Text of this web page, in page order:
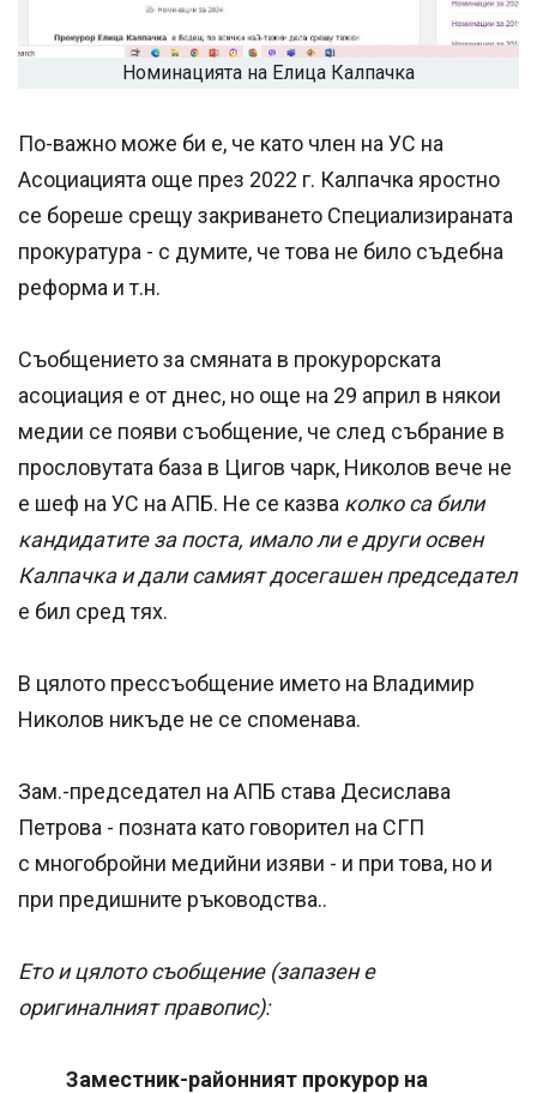
Номинацията на Елица Калпачка
По-важно може би е, че като член на УС на
Асоциацията още през 2022 г. Калпачка яростно
се бореше срещу закриването Специализираната
прокуратура - с думите, че това не било съдебна
реформа и т.н.
Съобщението за смяната в прокурорската
асоциация е от днес, но още на 29 април в някои
медии се появи съобщение, че след събрание в
прословутата база в Цигов чарк, Николов вече не
е шеф на УС на АПБ. Не се казва колко са били
кандидатите за поста, имало ли е други освен
Калпачка и дали самият досегашен председател
е бил сред тях.
В цялото прессъобщение името на Владимир
Николов никъде не се споменава.
Зам.-председател на АПБ става Десислава
Петрова - позната като говорител на СГП
с многобройни медийни изяви - и при това, но и
при предишните ръководства..
Ето и цялото съобщение (запазен е
оригиналният правопис):
Заместник-районният прокурор на